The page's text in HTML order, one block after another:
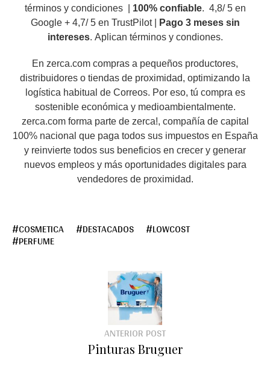
términos y condiciones | 100% confiable. 4,8/ 5 en
Google + 4,7/ 5 en TrustPilot |
Pago 3 meses sin
intereses. Aplican términos y condiones.
En zerca.com compras a pequeños productores,
distribuidores o tiendas de proximidad, optimizando la
logística habitual de Correos. Por eso, tú compra es
sostenible económica y medioambientalmente.
zerca.com forma parte de zerca!, compañía de capital
100% nacional que paga todos sus impuestos en España
y reinvierte todos sus beneficios en crecer y generar
nuevos empleos y más oportunidades digitales para
vendedores de proximidad.
COSMETICA DESTACADOS LOWCOST
PERFUME
ANTERIOR POST
Pinturas Bruguer